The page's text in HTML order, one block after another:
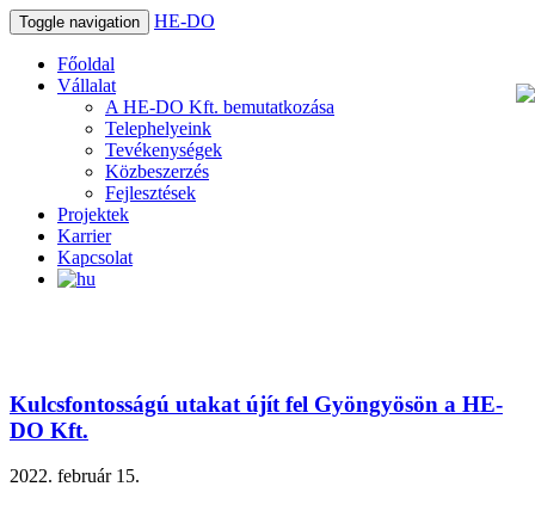
Toggle navigation HE-DO
Főoldal
Vállalat
A HE-DO Kft. bemutatkozása
Telephelyeink
Tevékenységek
Közbeszerzés
Fejlesztések
Projektek
Karrier
Kapcsolat
Kulcsfontosságú utakat újít fel Gyöngyösön a HE-
DO Kft.
2022. február 15.